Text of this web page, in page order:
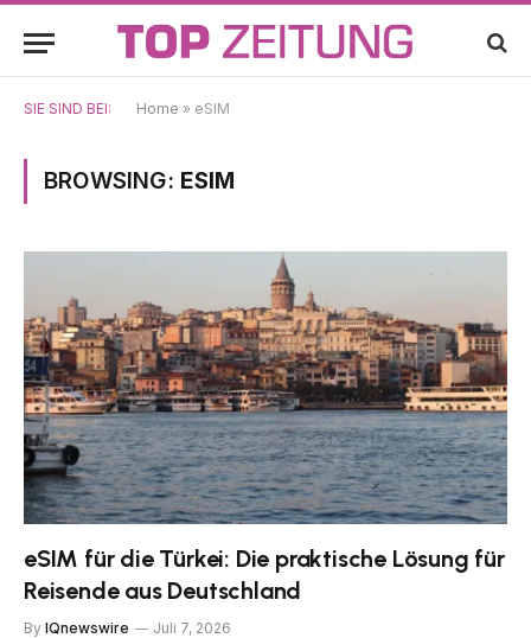
SIE SIND BEI: Home » eSIM
BROWSING: ESIM
eSIM für die Türkei: Die praktische Lösung für
Reisende aus Deutschland
By IQnewswire Juli 7, 2026